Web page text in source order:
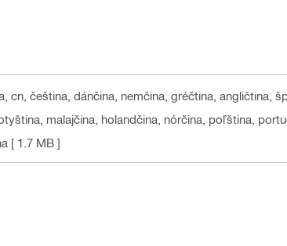
cn, čeština, dánčina, nemčina, gréčtina, angličtina,
malajčina, holandčina, nórčina, poľština,
[ 1.7 MB ]